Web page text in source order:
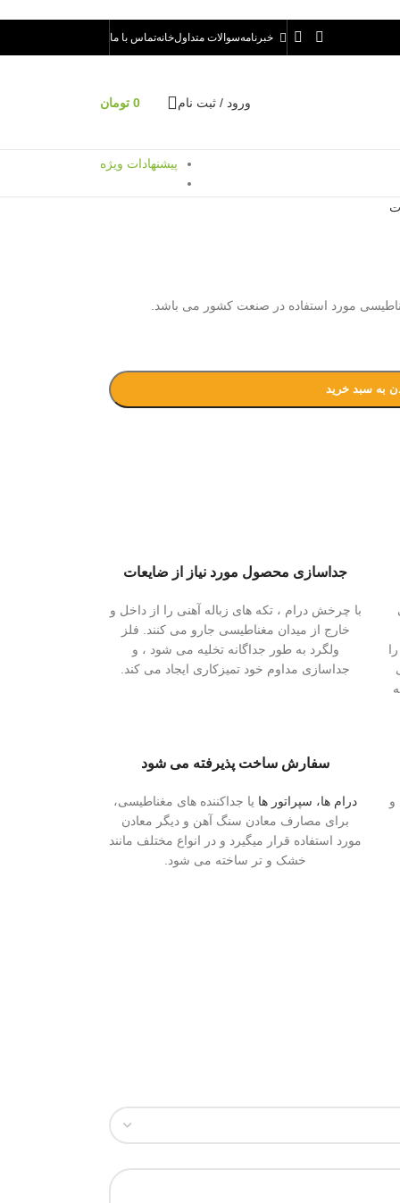
خبرنامهسوالات متداولخانهتماس با ما
ورود / ثبت نام 0 تومان
پیشنهادات ویژه
مورد استفاده در صنعت کشور می باشد.
به سبد خرید
جداسازی محصول مورد نیاز از ضایعات
با چرخش درام ، تکه های زباله آهنی را از داخل و
خارج از میدان مغناطیسی جارو می کنند. فلز
ولگرد به طور جداگانه تخلیه می شود ، و
جداسازی مداوم خود تمیزکاری ایجاد می کند.
و
سفارش ساخت پذیرفته می شود
درام ها، سپراتور ها یا جداکننده های مغناطیسی،
برای مصارف معادن سنگ آهن و دیگر معادن
مورد استفاده قرار میگیرد و در انواع مختلف مانند
خشک و تر ساخته می شود.